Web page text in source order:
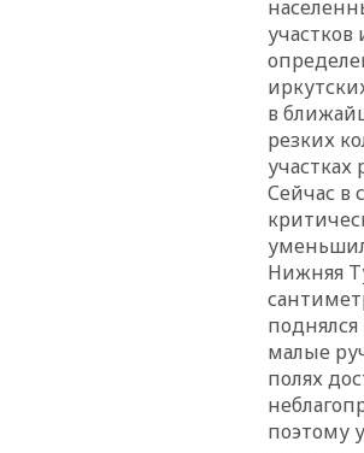
в
резких
Сейчас в
Нижняя
малые
полях
поэтому